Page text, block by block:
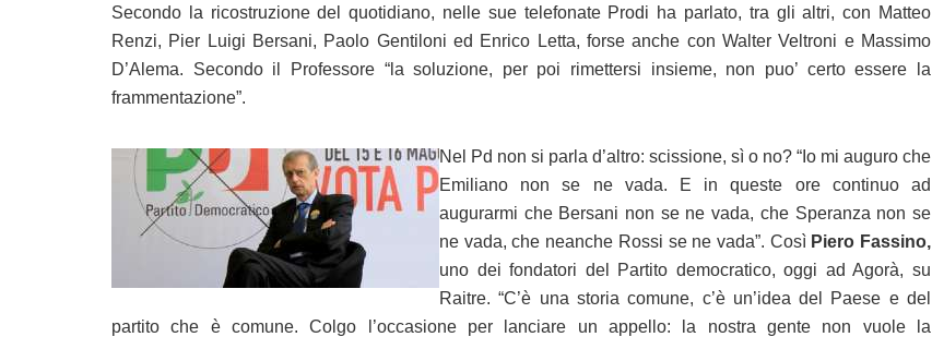
Secondo la ricostruzione del quotidiano, nelle sue telefonate Prodi ha parlato, tra gli altri, con Matteo
Renzi, Pier Luigi Bersani, Paolo Gentiloni ed Enrico Letta, forse anche con Walter Veltroni e Massimo
D’Alema. Secondo il Professore “la soluzione, per poi rimettersi insieme, non puo’ certo essere la
frammentazione”.
Nel Pd non si parla d’altro: scissione, sì o no? “Io mi auguro che
Emiliano non se ne vada. E in queste ore continuo ad
augurarmi che Bersani non se ne vada, che Speranza non se
ne vada, che neanche Rossi se ne vada”. Così Piero Fassino,
uno dei fondatori del Partito democratico, oggi ad Agorà, su
Raitre. “C’è una storia comune, c’è un’idea del Paese e del
partito che è comune. Colgo l’occasione per lanciare un appello: la nostra gente non vuole la